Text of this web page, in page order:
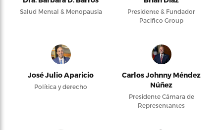
Salud Mental & Menopausia
Presidente & Fundador
Pacifico Group
José Julio Aparicio
Política y derecho
Carlos Johnny Méndez
Núñez
Presidente Cámara de
Representantes